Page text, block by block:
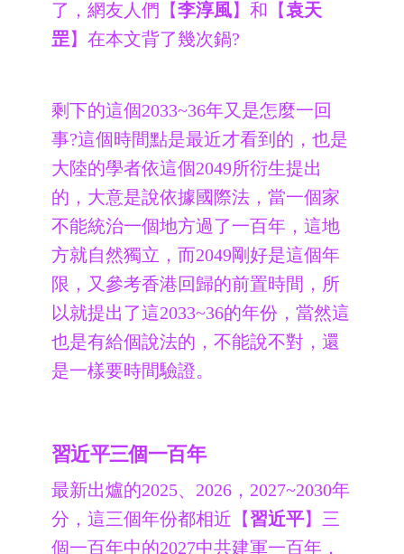
了，網友人們【李淳風】和【袁天
罡】在本文背了幾次鍋?
剩下的這個2033~36年又是怎麼一回
事?這個時間點是最近才看到的，也是
大陸的學者依這個2049所衍生提出
的，大意是說依據國際法，當一個家
不能統治一個地方過了一百年，這地
方就自然獨立，而2049剛好是這個年
限，又參考香港回歸的前置時間，所
以就提出了這2033~36的年份，當然這
也是有給個說法的，不能說不對，還
是一樣要時間驗證。
習近平三個一百年
最新出爐的2025、2026，2027~2030年
分，這三個年份都相近【習近平】三
個一百年中的2027中共建軍一百年，